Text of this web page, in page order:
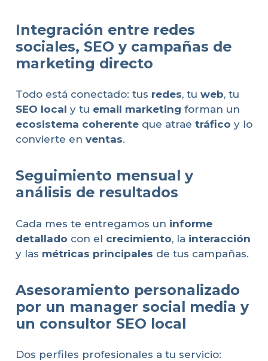
Integración entre redes
sociales, SEO y campañas de
marketing directo
Todo está conectado: tus redes, tu web, tu
SEO local y tu email marketing forman un
ecosistema coherenteque atrae tráfico y lo
convierte en ventas.
Seguimiento mensual y
análisis de resultados
Cada mes te entregamos un informe
detallado con el crecimiento, la interacción
y las métricas principales de tus campañas.
Asesoramiento personalizado
por un manager social media y
un consultor SEO local
Dos perfiles profesionales a tu servicio: